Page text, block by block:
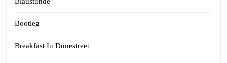
Bootleg
Breakfast In Dunestreet